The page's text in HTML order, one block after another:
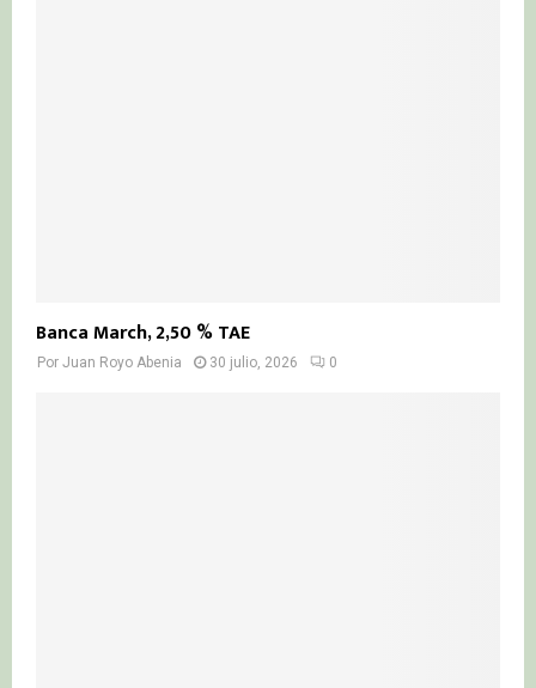
Banca March, 2,50 % TAE
Por Juan Royo Abenia 30 julio, 2026 0